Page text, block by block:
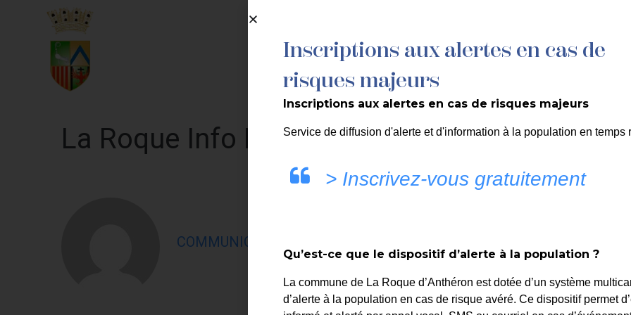
MON QUOTIDIEN DÉCOUVRIR LA ROQUE
La Roque Info N°200
COMMUNICATION LA ROQUE D'ANTHERON
Inscriptions aux alertes en cas de
risques majeurs
Inscriptions aux alertes en cas de risques majeurs
Service de diffusion d'alerte et d'information à la population en temps
> Inscrivez-vous gratuitement
Qu’est-ce que le dispositif d’alerte à la population ?
La commune de La Roque d’Anthéron est dotée d’un système
d’alerte à la population en cas de risque avéré. Ce dispositif permet